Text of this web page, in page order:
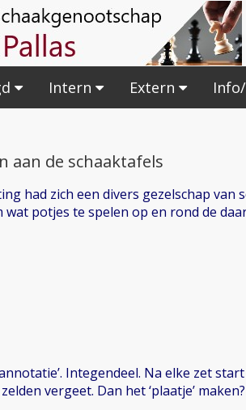
Intern Extern
aan de schaaktafels
had zich een divers gezelschap van
potjes te spelen op en rond de
Integendeel. Na elke zet
vergeet. Dan het ‘plaatje’